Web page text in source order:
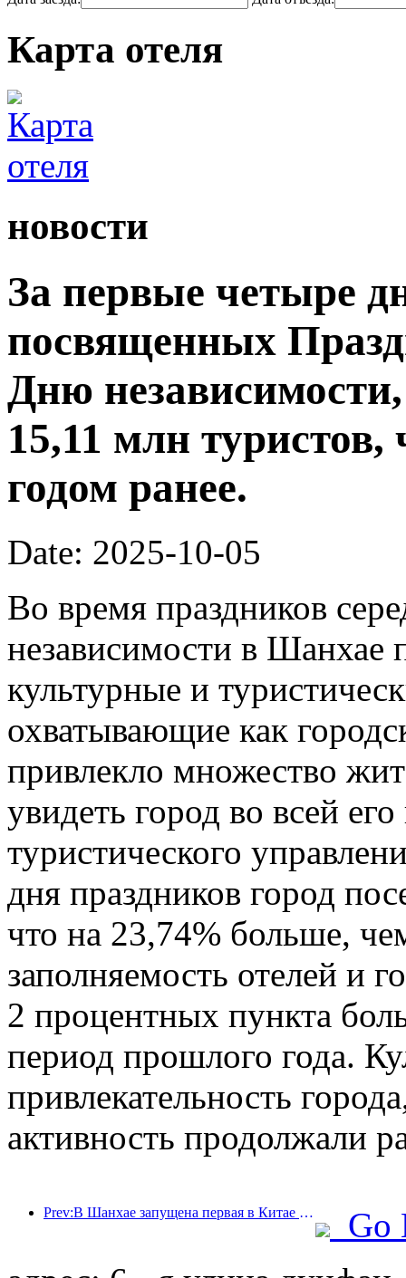
Карта отеля
новости
За первые четыре
посвященных
Дню
15,11 млн
годом ранее.
Date: 2025-10-05
Во время праздников
независимости в Шанхае
культурные и
охватывающие как
привлекло множество
увидеть город во всей
туристического
дня праздников город
что на 23,74% больше,
заполняемость отелей и
2 процентных пункта
период прошлого года.
привлекательность
активность продолжали
Prev:В Шанхае запущена первая в Китае система самостоятельного потребления культурных и туристических услуг для иностранных туристов
Go